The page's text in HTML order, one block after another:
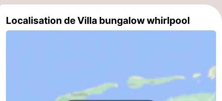
Localisation de Villa bungalow whirlpool